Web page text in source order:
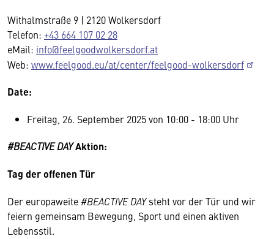
Withalmstraße 9 | 2120 Wolkersdorf
Telefon: +43 664 107 02 28
eMail: info@feelgoodwolkersdorf.at
Web: www.feelgood.eu/at/center/feelgood-wolkersdorf
Date:
Freitag, 26. September 2025 von 10:00 - 18:00 Uhr
#BEACTIVE DAYAktion:
Tag der offenen Tür
Der europaweite #BEACTIVE DAYsteht vor der Tür und wir
feiern gemeinsam Bewegung, Sport und einen aktiven
Lebensstil.